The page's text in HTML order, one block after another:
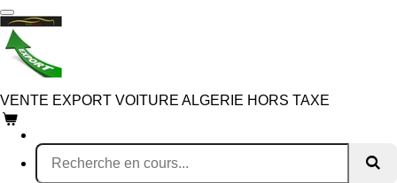
Passer
au
contenu
principal
VENTE EXPORT VOITURE ALGERIE HORS TAXE